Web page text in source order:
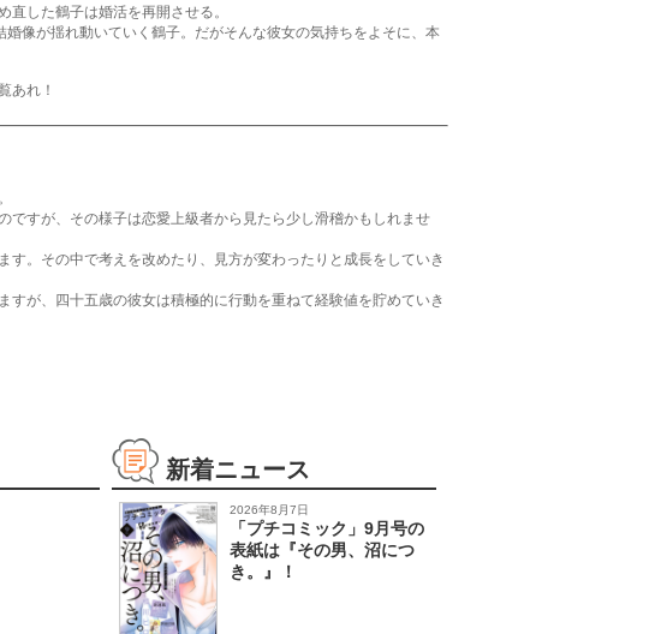
した鶴子は婚活を再開させる。
像が揺れ動いていく鶴子。だがそんな彼女の気持ちをよそに、本
あれ！
すが、その様子は恋愛上級者から見たら少し滑稽かもしれませ
。その中で考えを改めたり、見方が変わったりと成長をしていき
が、四十五歳の彼女は積極的に行動を重ねて経験値を貯めていき
新着ニュース
2026年8月7日
「プチコミック」9月号の
表紙は『その男、沼につ
き。』！